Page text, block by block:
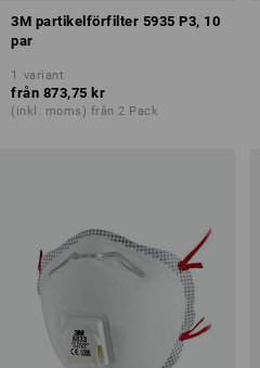
3M partikelförfilter 5935 P3, 10
par
1 variant
från 873,75 kr
(inkl. moms) från 2 Pack